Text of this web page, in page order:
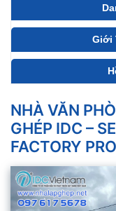
Giới
NHÀ VĂN
GHÉP IDC –
FACTORY